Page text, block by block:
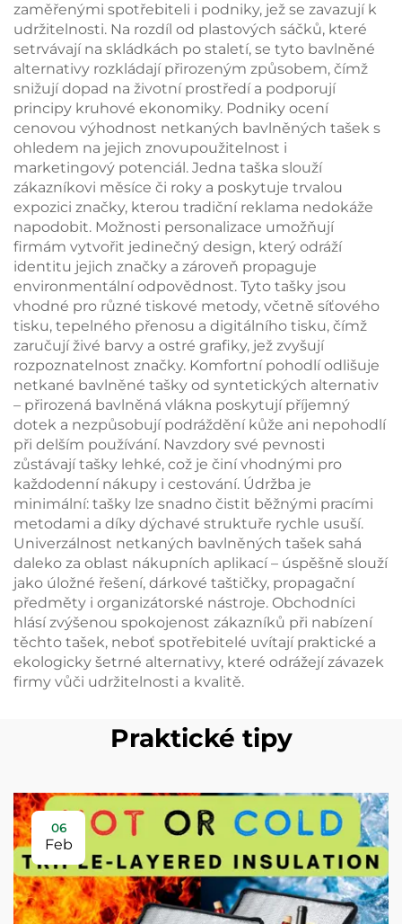
zaměřenými spotřebiteli i podniky, jež se zavazují k
udržitelnosti. Na rozdíl od plastových sáčků, které
setrvávají na skládkách po staletí, se tyto bavlněné
alternativy rozkládají přirozeným způsobem, čímž
snižují dopad na životní prostředí a podporují
principy kruhové ekonomiky. Podniky ocení
cenovou výhodnost netkaných bavlněných tašek s
ohledem na jejich znovupoužitelnost i
marketingový potenciál. Jedna taška slouží
zákazníkovi měsíce či roky a poskytuje trvalou
expozici značky, kterou tradiční reklama nedokáže
napodobit. Možnosti personalizace umožňují
firmám vytvořit jedinečný design, který odráží
identitu jejich značky a zároveň propaguje
environmentální odpovědnost. Tyto tašky jsou
vhodné pro různé tiskové metody, včetně síťového
tisku, tepelného přenosu a digitálního tisku, čímž
zaručují živé barvy a ostré grafiky, jež zvyšují
rozpoznatelnost značky. Komfortní pohodlí odlišuje
netkané bavlněné tašky od syntetických alternativ
– přirozená bavlněná vlákna poskytují příjemný
dotek a nezpůsobují podráždění kůže ani nepohodlí
při delším používání. Navzdory své pevnosti
zůstávají tašky lehké, což je činí vhodnými pro
každodenní nákupy i cestování. Údržba je
minimální: tašky lze snadno čistit běžnými pracími
metodami a díky dýchavé struktuře rychle usuší.
Univerzálnost netkaných bavlněných tašek sahá
daleko za oblast nákupních aplikací – úspěšně slouží
jako úložné řešení, dárkové taštičky, propagační
předměty i organizátorské nástroje. Obchodníci
hlásí zvýšenou spokojenost zákazníků při nabízení
těchto tašek, neboť spotřebitelé uvítají praktické a
ekologicky šetrné alternativy, které odrážejí závazek
firmy vůči udržitelnosti a kvalitě.
Praktické tipy
06
Feb